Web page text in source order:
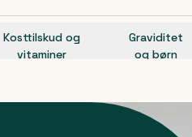
Kosttilskud og
vitaminer
Graviditet
og børn